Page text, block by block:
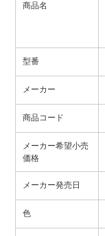
商品名
型番
メーカー
商品コード
メーカー希望小売
価格
メーカー発売日
色